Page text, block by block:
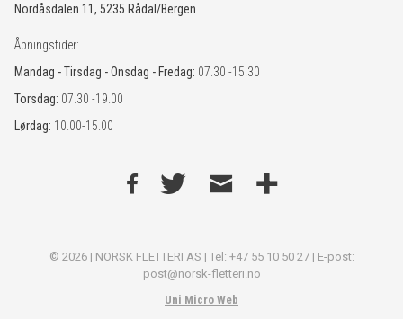
Nordåsdalen 11, 5235 Rådal/Bergen
Åpningstider:
Mandag - Tirsdag - Onsdag - Fredag: 07.30 -15.30
Torsdag: 07.30 -19.00
Lørdag: 10.00-15.00
© 2026 | NORSK FLETTERI AS | Tel: +47 55 10 50 27 | E-post:
post@norsk-fletteri.no
Uni Micro Web